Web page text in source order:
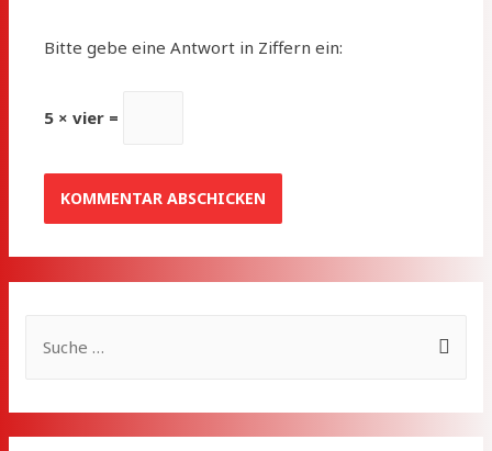
Bitte gebe eine Antwort in Ziffern ein:
5 × vier =